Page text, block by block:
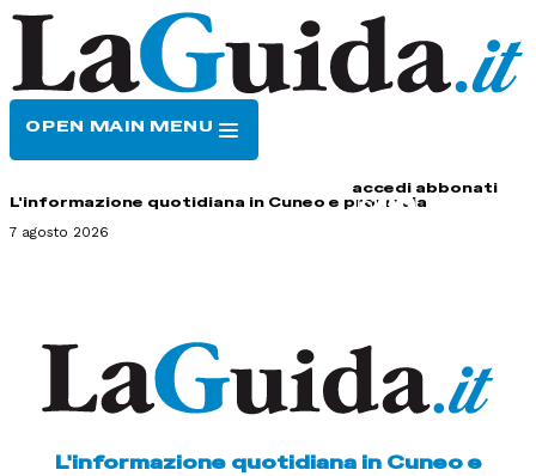
OPEN MAIN MENU
accedi abbonati
L'informazione quotidiana in Cuneo e provincia
7 agosto 2026
L'informazione quotidiana in Cuneo e